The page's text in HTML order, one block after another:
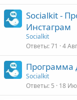
Socialkit -
Инстаграм
Socialkit
Ответы 71 4
Программа
Socialkit
Ответы 5 18